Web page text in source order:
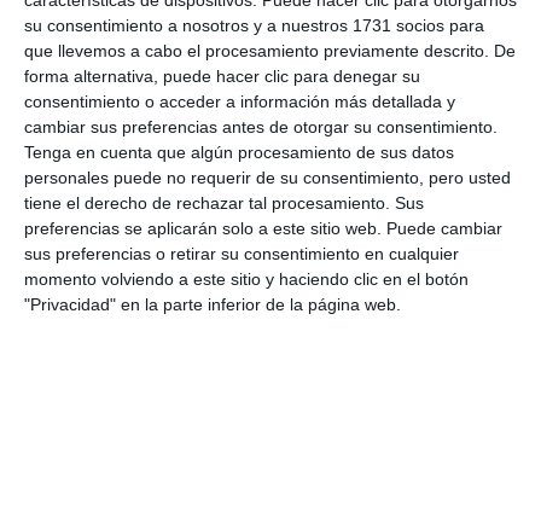
su consentimiento a nosotros y a nuestros 1731 socios para
que llevemos a cabo el procesamiento previamente descrito. De
forma alternativa, puede hacer clic para denegar su
consentimiento o acceder a información más detallada y
cambiar sus preferencias antes de otorgar su consentimiento.
Tenga en cuenta que algún procesamiento de sus datos
personales puede no requerir de su consentimiento, pero usted
tiene el derecho de rechazar tal procesamiento. Sus
preferencias se aplicarán solo a este sitio web. Puede cambiar
sus preferencias o retirar su consentimiento en cualquier
momento volviendo a este sitio y haciendo clic en el botón
"Privacidad" en la parte inferior de la página web.
Comparte esta noticia desde el siguiente enlace:
https://mijascom.com/?a=31724
POLICÍA NACIONAL ROBO MIJAS TRÁILER
CAMIÓN AEROPUERTO